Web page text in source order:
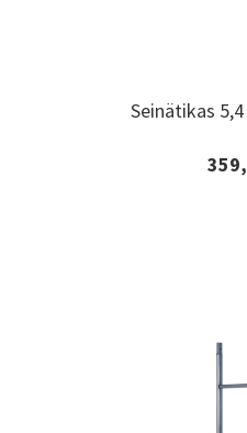
Seinätikas
Seinätikas
Lisätiedot